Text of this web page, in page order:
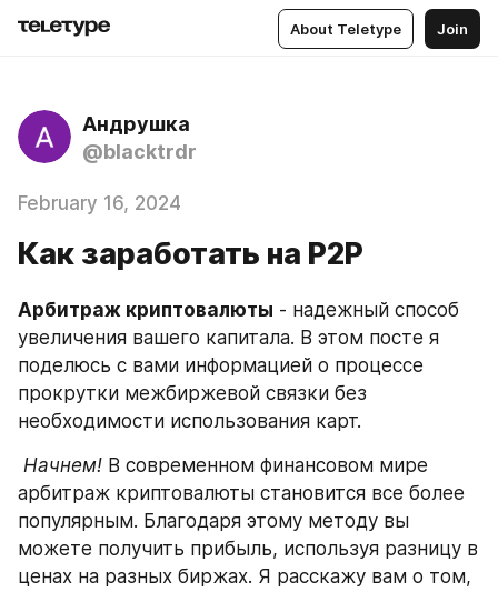
About Teletype Join
Андрушка
@blacktrdr
February 16, 2024
Как заработать на P2P
Арбитраж криптовалюты - надежный способ
увеличения вашего капитала. В этом посте я
поделюсь с вами информацией о процессе
прокрутки межбиржевой связки без
необходимости использования карт.
Начнем! В современном финансовом мире
арбитраж криптовалюты становится все более
популярным. Благодаря этому методу вы
можете получить прибыль, используя разницу в
ценах на разных биржах. Я расскажу вам о том,